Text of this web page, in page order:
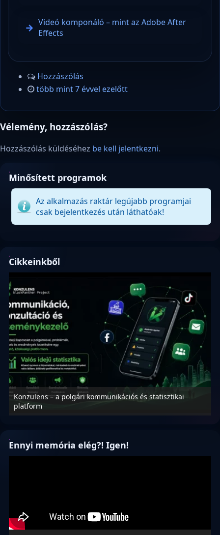
Videó komponáló – mint az Adobe After
Effects
Hozzászólás
több mint 7 évvel ezelőtt
Vélemény, hozzászólás?
Hozzászólás küldéséhez be kell jelentkezni.
Minősített programok
Az alkalmazás raktár legújabb programjai
csak bejelentkezés után láthatóak!
Cikkeinkből
Konzulens – a polgári kommunikációs és statisztikai
platform
Ennyi memória elég?! Igen!